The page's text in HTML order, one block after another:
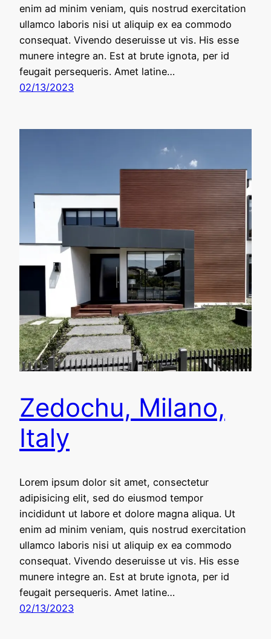
enim ad minim veniam, quis nostrud exercitation
ullamco laboris nisi ut aliquip ex ea commodo
consequat. Vivendo deseruisse ut vis. His esse
munere integre an. Est at brute ignota, per id
feugait persequeris. Amet latine…
02/13/2023
Zedochu, Milano,
Italy
Lorem ipsum dolor sit amet, consectetur
adipisicing elit, sed do eiusmod tempor
incididunt ut labore et dolore magna aliqua. Ut
enim ad minim veniam, quis nostrud exercitation
ullamco laboris nisi ut aliquip ex ea commodo
consequat. Vivendo deseruisse ut vis. His esse
munere integre an. Est at brute ignota, per id
feugait persequeris. Amet latine…
02/13/2023